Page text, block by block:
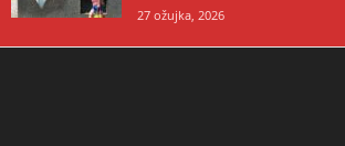
27 ožujka, 2026